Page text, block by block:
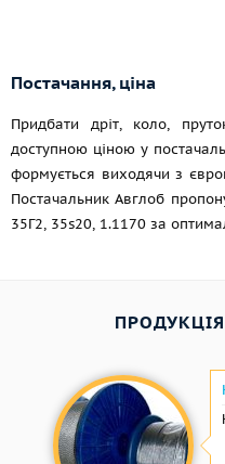
Постачання, ціна
Придбати дріт, коло,
доступною ціною у
формується виходячи з
Постачальник Авглоб
35Г2, 35s20, 1.1170 за